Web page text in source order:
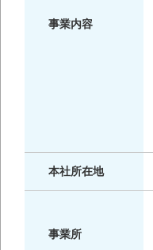
事業内容
本社所在地
事業所